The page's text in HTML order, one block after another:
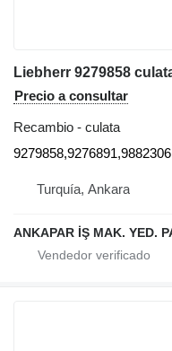
Precio a consultar
Recambio - culata
9279858,9276891,9882306
Turquía, Ankara